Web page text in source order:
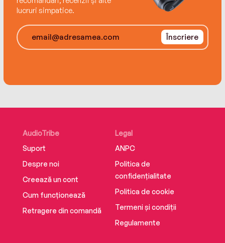
ass sidekick’ Neil Lancaster, author of Dead
Man’s Grave
lucruri simpatice.
Înscriere
AudioTribe
Suport
Despre noi
Creează un cont
Cum funcționează
Retragere din comandă
Legal
ANPC
Politica de
confidențialitate
Politica de cookie
Termeni și condiții
Regulamente